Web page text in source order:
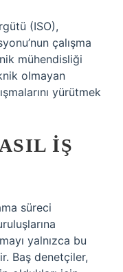
(ISO),
çalışma
mühendisliği
olmayan
yürütmek
IŞ
süreci
yalnızca bu
Baş denetçiler,